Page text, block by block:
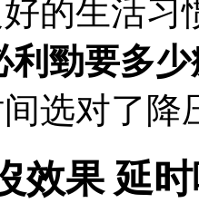
的生活
利勁要多
选对了降
效果 延